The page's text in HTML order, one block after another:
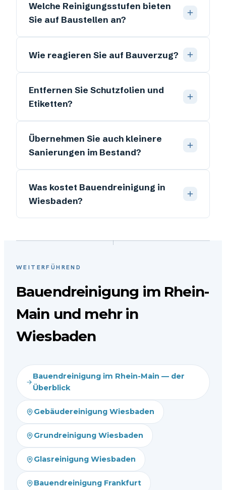
Welche Reinigungsstufen bieten
Sie auf Baustellen an?
Wie reagieren Sie auf Bauverzug?
Entfernen Sie Schutzfolien und
Etiketten?
Übernehmen Sie auch kleinere
Sanierungen im Bestand?
Was kostet Bauendreinigung in
Wiesbaden?
WEITERFÜHREND
Bauendreinigung im Rhein-
Main und mehr in
Wiesbaden
Bauendreinigung im Rhein-Main — der
Überblick
Gebäudereinigung Wiesbaden
Grundreinigung Wiesbaden
Glasreinigung Wiesbaden
Bauendreinigung Frankfurt